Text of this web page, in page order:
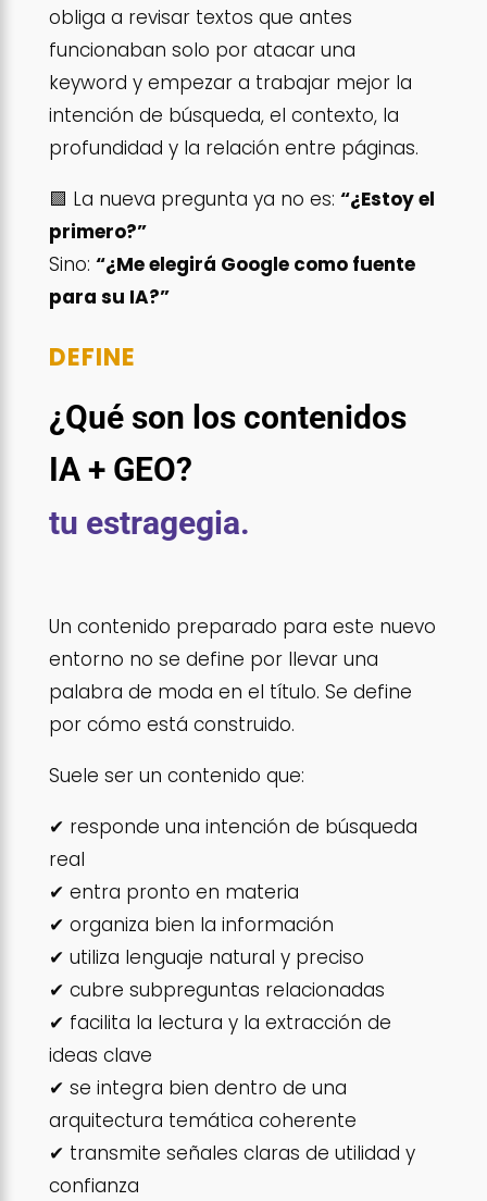
obliga a revisar textos que antes
funcionaban solo por atacar una
keyword y empezar a trabajar mejor la
intención de búsqueda, el contexto, la
profundidad y la relación entre páginas.
🟪 La nueva pregunta ya no es: “¿Estoy el
primero?”
Sino: “¿Me elegirá Google como fuente
para su IA?”
DEFINE
¿Qué son los contenidos
IA + GEO?
tu estragegia.
Un contenido preparado para este nuevo
entorno no se define por llevar una
palabra de moda en el título. Se define
por cómo está construido.
Suele ser un contenido que:
✔ responde una intención de búsqueda
real
✔ entra pronto en materia
✔ organiza bien la información
✔ utiliza lenguaje natural y preciso
✔ cubre subpreguntas relacionadas
✔ facilita la lectura y la extracción de
ideas clave
✔ se integra bien dentro de una
arquitectura temática coherente
✔ transmite señales claras de utilidad y
confianza